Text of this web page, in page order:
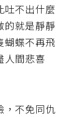
吐不出什麼
的就是靜靜
蝴蝶不再飛
人間悲喜
，不免同仇